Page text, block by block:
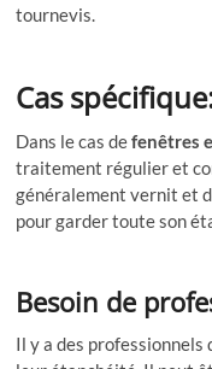
tournevis.
Cas
Dans le cas defenêtres
traitement régulier et
généralement vernit et
pour garder toute son
Besoin de
Il y a des